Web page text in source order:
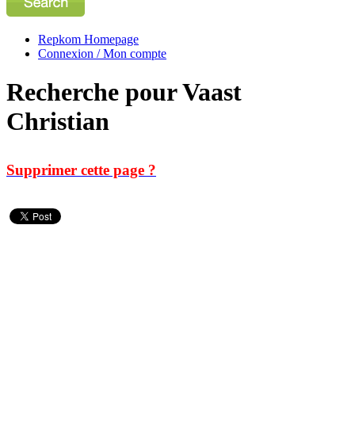
Repkom Homepage
Connexion / Mon compte
Recherche pour Vaast
Christian
Supprimer cette page ?